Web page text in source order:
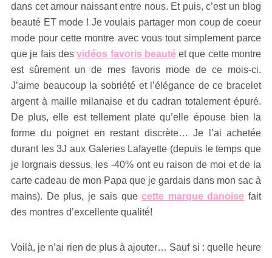
dans cet amour naissant entre nous. Et puis, c’est un blog
beauté ET mode ! Je voulais partager mon coup de coeur
mode pour cette montre avec vous tout simplement parce
que je fais desvidéos favoris beautéet que cette montre
est sûrement un de mes favoris mode de ce mois-ci.
J’aime beaucoup la sobriété et l’élégance de ce bracelet
argent à maille milanaise et du cadran totalement épuré.
De plus, elle est tellement plate qu’elle épouse bien la
forme du poignet en restant discrète… Je l’ai achetée
durant les 3J aux Galeries Lafayette (depuis le temps que
je lorgnais dessus, les -40% ont eu raison de moi et de la
carte cadeau de mon Papa que je gardais dans mon sac à
mains). De plus, je sais quecette marque danoise fait
des montres d’excellente qualité!
Voilà, je n’ai rien de plus à ajouter… Sauf si : quelle heure